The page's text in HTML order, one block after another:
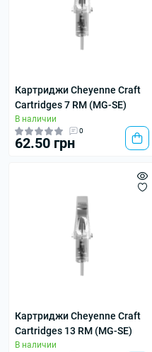
Картриджи Cheyenne Craft
Cartridges 7 RM (MG-SE)
В наличии
0
62.50 грн
Картриджи Cheyenne Craft
Cartridges 13 RM (MG-SE)
В наличии